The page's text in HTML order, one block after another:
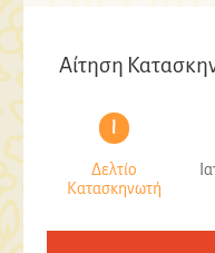
Αίτηση
1
Δελτίο
Κατασκηνωτή